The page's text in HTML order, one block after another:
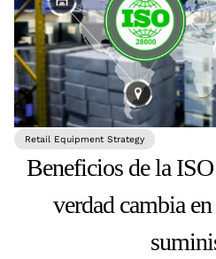
Retail Equipment Strategy
Beneficios de la
verdad cambia